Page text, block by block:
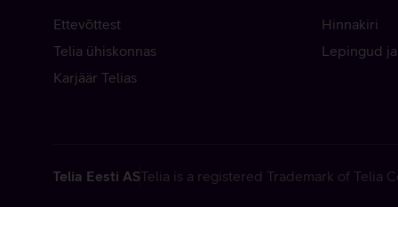
Ettevõttest
Telia ühiskonnas
Karjäär Telias
Hinnakiri
Lepingud
Telia Eesti ASTelia is a registered Trademark of Telia